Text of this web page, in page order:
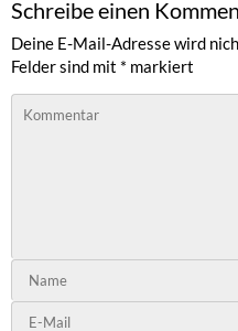
Schreibe einen
Deine E-Mail-Adresse wird
Felder sind mit * markiert